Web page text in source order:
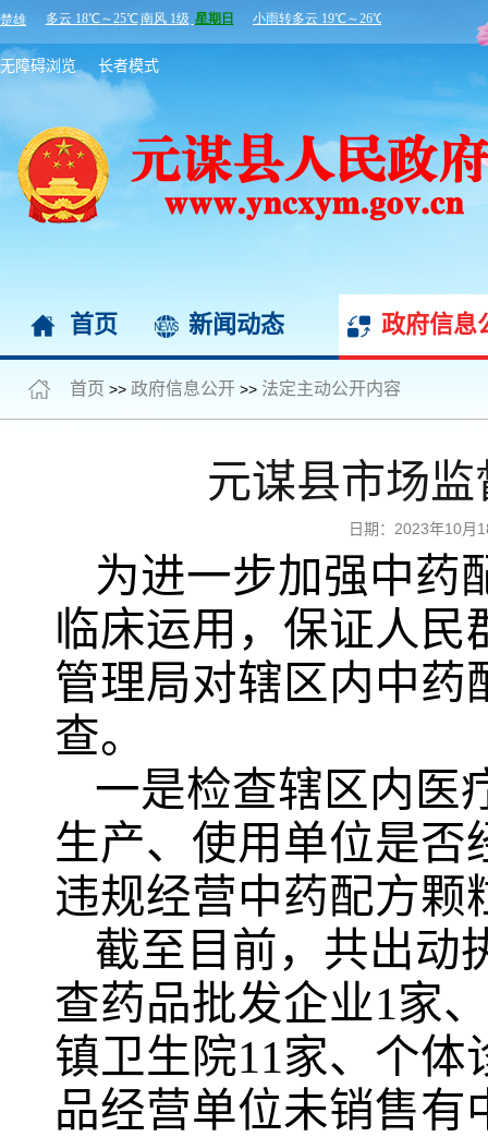
无障碍浏览 长者模式
首页 新闻动态 政府信息
首页 >> 政府信息公开 >> 法定主动公开内容
元谋县市场
日期：2023年10
为进一步加强中药
临床运用，保证人民
管理局对辖区内中药
查。
一是检查辖区内医
生产、使用单位是否
违规经营中药配方颗
截至目前，共出动
查药品批发企业1家
镇卫生院11家、个体
品经营单位未销售有